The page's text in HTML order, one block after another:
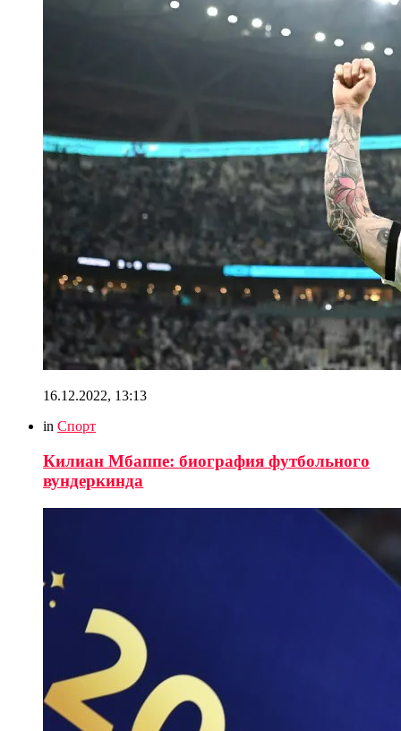
16.12.2022, 13:13
in Спорт
Килиан Мбаппе: биография футбольного
вундеркинда